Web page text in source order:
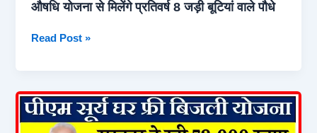
मिला
औषधि योजना से मिलेंगे प्रतिवर्ष 8 जड़ी बूटियां वाले पौधे
Ghar
Yojana
2026
|
Read Post »